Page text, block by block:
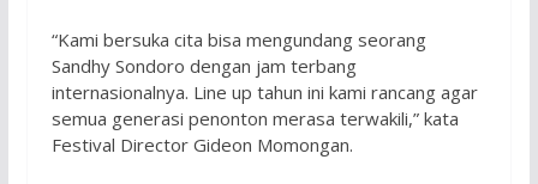
“Kami bersuka cita bisa mengundang seorang
Sandhy Sondoro dengan jam terbang
internasionalnya. Line up tahun ini kami rancang agar
semua generasi penonton merasa terwakili,” kata
Festival Director Gideon Momongan.